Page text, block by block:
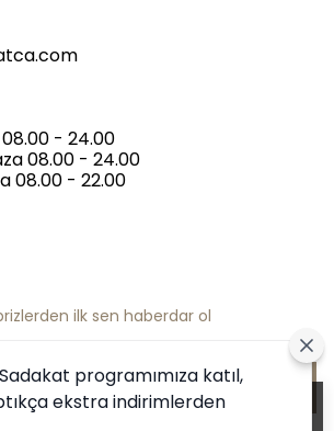
Alışveriş deneyiminizi iyileştirmek için
- 24.00
08.00 - 24.00
08.00 - 22.00
ilk sen haberdar ol
Bize Katıl
programımıza katıl,
ekstra indirimlerden